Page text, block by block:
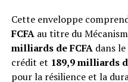
Cette enveloppe
FCFAau titre du
milliards de FCFAdans le
crédit et 189,9 milliards
pour la résilience et la